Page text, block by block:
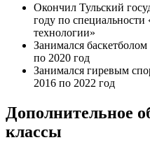
Окончил Тульский
году по
технологии»
Занимался
по 2020 год
Занимался гиревым
2016 по 2022 год
Дополнительное
классы